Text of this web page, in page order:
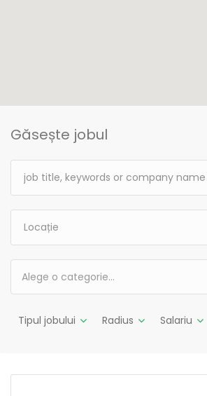
Găsește jobul
Alege o categorie…
Tipul jobului Radius Salariu